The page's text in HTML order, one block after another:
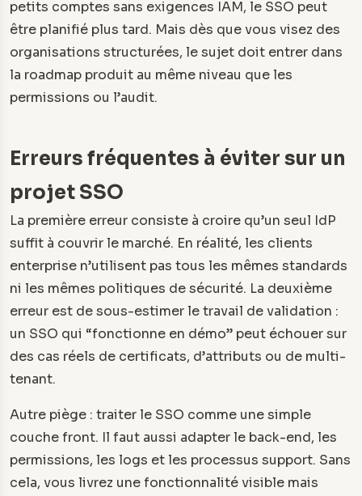
petits comptes sans exigences IAM, le SSO peut
être planifié plus tard. Mais dès que vous visez des
organisations structurées, le sujet doit entrer dans
la roadmap produit au même niveau que les
permissions ou l’audit.
Erreurs fréquentes à éviter sur un
projet SSO
La première erreur consiste à croire qu’un seul IdP
suffit à couvrir le marché. En réalité, les clients
enterprise n’utilisent pas tous les mêmes standards
ni les mêmes politiques de sécurité. La deuxième
erreur est de sous-estimer le travail de validation :
un SSO qui “fonctionne en démo” peut échouer sur
des cas réels de certificats, d’attributs ou de multi-
tenant.
Autre piège : traiter le SSO comme une simple
couche front. Il faut aussi adapter le back-end, les
permissions, les logs et les processus support. Sans
cela, vous livrez une fonctionnalité visible mais